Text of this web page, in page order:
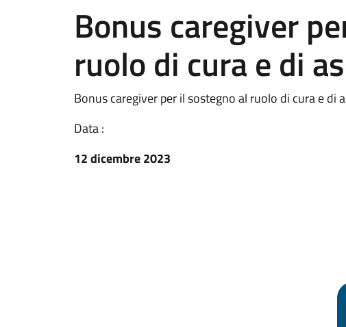
Bonus caregiver
ruolo di cura e di
Bonus caregiver per il sostegno al ruolo di cura e di
Data :
12 dicembre 2023